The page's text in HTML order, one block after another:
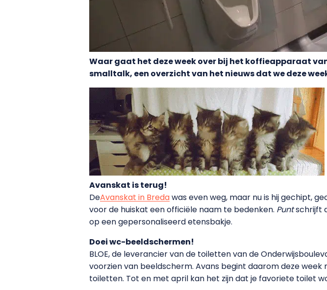
Waar gaat het deze week over bij het koffieapparaat
smalltalk, een overzicht van het nieuws dat we deze
Avanskat is terug!
DeAvanskat in Bredawas even weg, maar nu is hij gechipt,
voor de huiskat een officiële naam te bedenken. Puntschrijft
op een gepersonaliseerd etensbakje.
Doei wc-beeldschermen!
BLOE, de leverancier van de toiletten van de
voorzien van beeldscherm. Avans begint daarom deze
toiletten. Tot en met april kan het zijn dat je favoriete toilet